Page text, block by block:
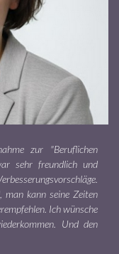
zur "Beruflichen
sehr freundlich und
man kann seine Zeiten
Ich wünsche
Und den